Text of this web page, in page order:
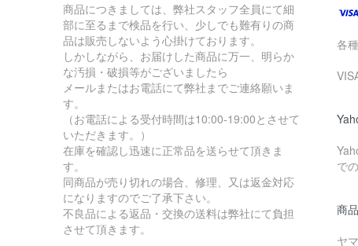
商品につきましては、弊社スタッフ全員にて細
部に至るまで検品を行い、少しでも難有りの商
品は販売しないよう心掛けております。
しかしながら、お届けした商品に万一、明らか
な汚損・破損等がございましたら
メールまたはお電話にて弊社までご連絡願いま
す。
（お電話による受付時間は10:00-19:00とさせて
いただきます。）
在庫を確認し迅速に正常品を送らせて頂きま
す。
同商品が売り切れの場合、修理、又は返金対応
になりますのでご了承下さい。
不良品による返品・交換の送料は弊社にて負担
させて頂きます。
各
で
商
ヤ